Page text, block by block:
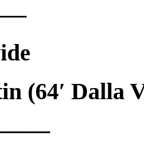
(64′ Dalla